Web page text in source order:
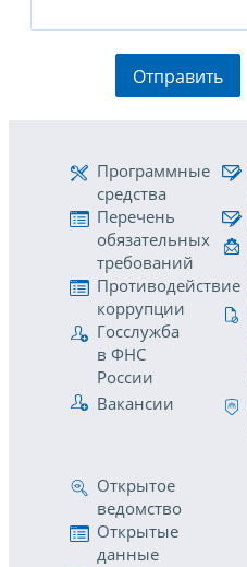
Отправить
Программные
средства
Перечень
обязательных
требований
Противодействие
коррупции
Госслужба
в ФНС
России
Вакансии
Открытое
ведомство
Открытые
данные